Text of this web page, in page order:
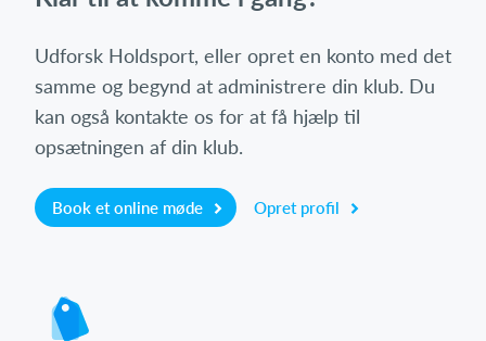
Udforsk Holdsport, eller opret en konto med det
samme og begynd at administrere din klub. Du
kan også kontakte os for at få hjælp til
opsætningen af din klub.
Book et online møde Opret profil